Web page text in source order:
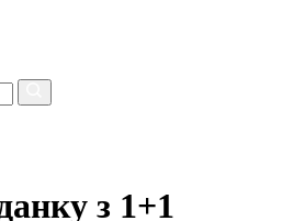
з 1+1